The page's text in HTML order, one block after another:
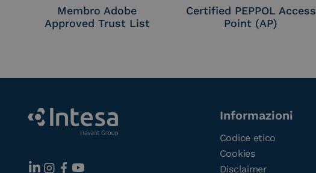
Membro Adobe
Approved Trust List
Certified PEPPOL Access
Point (AP)
Informazioni
Codice etico
Cookies
Disclaimer